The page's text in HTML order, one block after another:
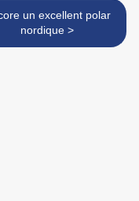
un excellent polar
nordique >